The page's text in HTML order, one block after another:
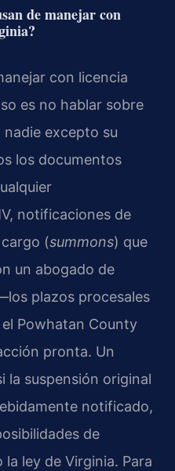
de manejar con
con licencia
es no hablar sobre
excepto su
los documentos
notificaciones de
(summons) que
un abogado de
plazos procesales
Powhatan County
pronta. Un
la suspensión original
notificado,
de
ley de Virginia. Para